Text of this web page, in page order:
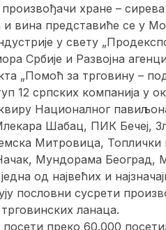
хране –
вина представиће се у
у свету
Србије и Развојна
„Помоћ за трговину –
12 српских компанија у
Националног
Шабац, ПИК Бечеј,
Митровица,
Мундорама Београд,
од највећих и
пословни сусрети
ланаца.
преко 60.000